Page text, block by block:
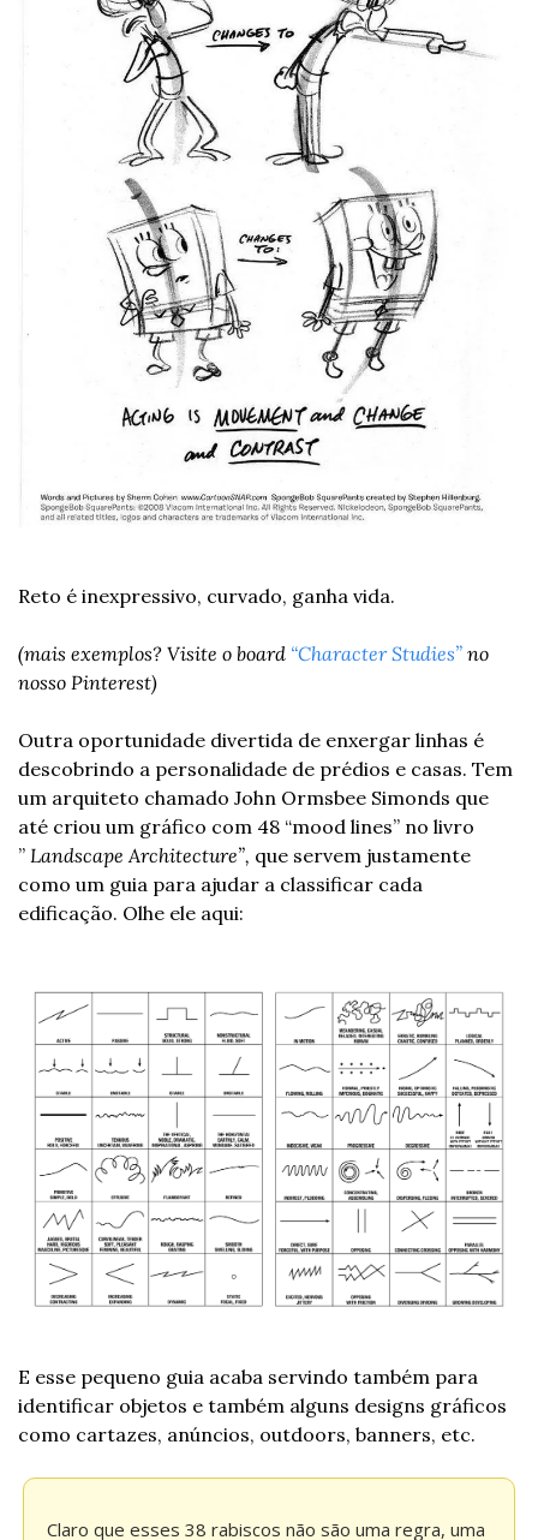
Reto é inexpressivo, curvado, ganha vida.
(mais exemplos? Visite o board “Character Studies” no
nosso Pinterest)
Outra oportunidade divertida de enxergar linhas é
descobrindo a personalidade de prédios e casas. Tem
um arquiteto chamado John Ormsbee Simonds que
até criou um gráfico com 48 “mood lines” no livro
” Landscape Architecture”, que servem justamente
como um guia para ajudar a classificar cada
edificação. Olhe ele aqui:
E esse pequeno guia acaba servindo também para
identificar objetos e também alguns designs gráficos
como cartazes, anúncios, outdoors, banners, etc.
Claro que esses 38 rabiscos não são uma regra, uma